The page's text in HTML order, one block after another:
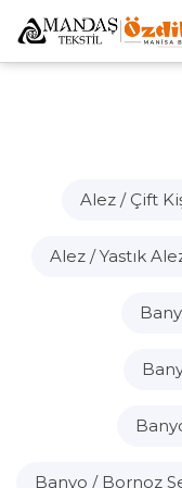
Alez / Çift
Alez / Yastık
Banyo / Bornoz